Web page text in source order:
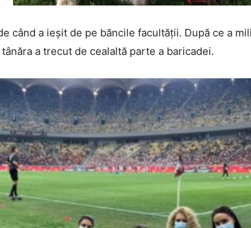
când a ieșit de pe băncile facultății. După ce a
a trecut de cealaltă parte a baricadei.